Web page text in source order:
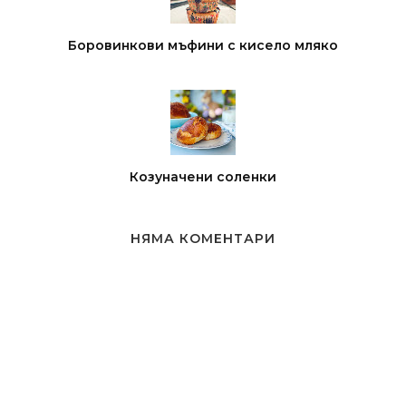
Боровинкови мъфини с кисело мляко
Козуначени соленки
НЯМА КОМЕНТАРИ